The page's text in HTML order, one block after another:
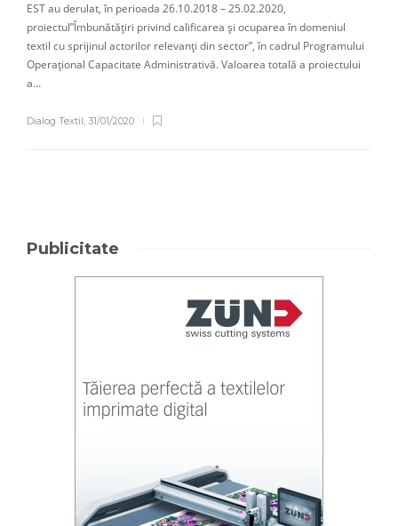
EST au derulat, în perioada 26.10.2018 – 25.02.2020,
proiectul”Îmbunătățiri privind calificarea și ocuparea în domeniul
textil cu sprijinul actorilor relevanți din sector”, în cadrul Programului
Operațional Capacitate Administrativă. Valoarea totală a proiectului
a…
Dialog Textil, 31/01/2020
Publicitate